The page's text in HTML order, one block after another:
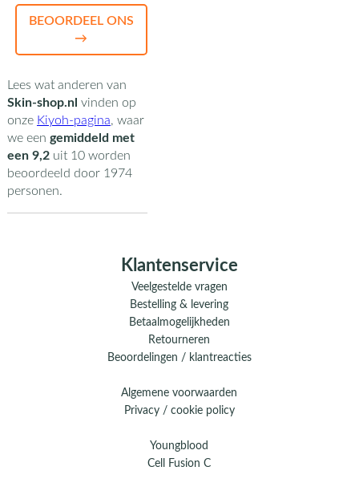
BEOORDEEL ONS
→
Lees wat anderen van
Skin-shop.nl vinden op
onze Kiyoh-pagina, waar
we een gemiddeld met
een 9,2uit 10worden
beoordeeld door 1974
personen.
Klantenservice
Veelgestelde vragen
Bestelling & levering
Betaalmogelijkheden
Retourneren
Beoordelingen / klantreacties
Algemene voorwaarden
Privacy / cookie policy
Youngblood
Cell Fusion C